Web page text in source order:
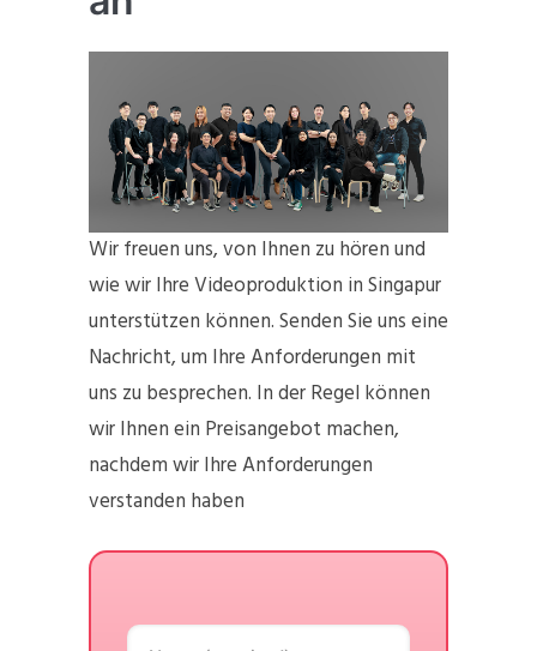
Wir freuen uns, von Ihnen zu hören und
wie wir Ihre Videoproduktion in Singapur
unterstützen können. Senden Sie uns eine
Nachricht, um Ihre Anforderungen mit
uns zu besprechen. In der Regel können
wir Ihnen ein Preisangebot machen,
nachdem wir Ihre Anforderungen
verstanden haben